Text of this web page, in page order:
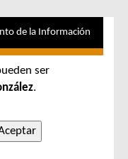
de la Información
ser
.